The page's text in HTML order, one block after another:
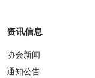
资讯信息
协会新闻
通知公告